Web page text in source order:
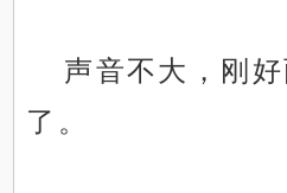
声音不大，刚
了。